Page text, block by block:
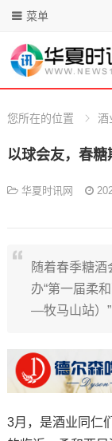
菜单
您所在的位置 酒
以球会友，春糖
华夏时讯网
随着春季糖
办“第一届柔
—牧马山站）”
3月，是酒业同仁